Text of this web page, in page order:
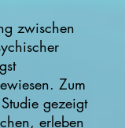
zwischen
Zum
gezeigt
erleben